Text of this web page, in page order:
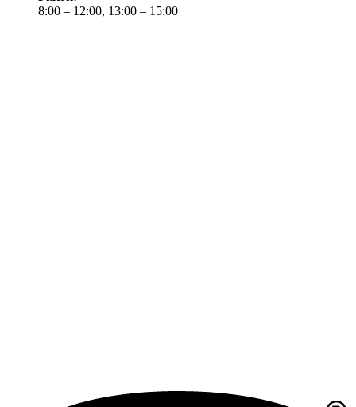
8:00 – 12:00, 13:00 – 15:00